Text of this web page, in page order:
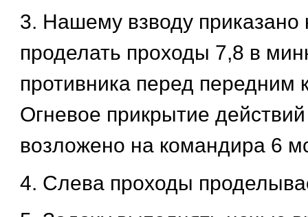
3. Нашему взводу приказано
проделать проходы 7,8 в
противника перед передним
Огневое прикрытие
возложено на командира 6
4. Слева проходы